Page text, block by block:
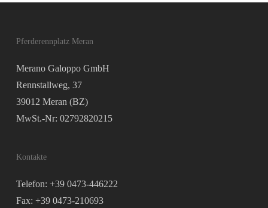
Pferderennplatz Meran
Merano Galoppo GmbH
Rennstallweg, 37
39012 Meran (BZ)
MwSt.-Nr: 02792820215
Kontakte
Telefon: +39 0473-446222
Fax: +39 0473-210693